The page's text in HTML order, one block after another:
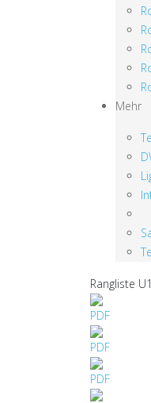
Mehr
Rangliste